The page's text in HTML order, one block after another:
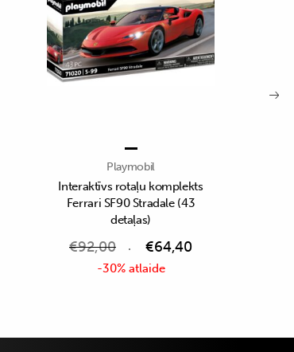
Playmobil
Interaktīvs rotaļu komplekts
Ferrari SF90 Stradale (43
detaļas)
€92,00 €64,40
-30% atlaide